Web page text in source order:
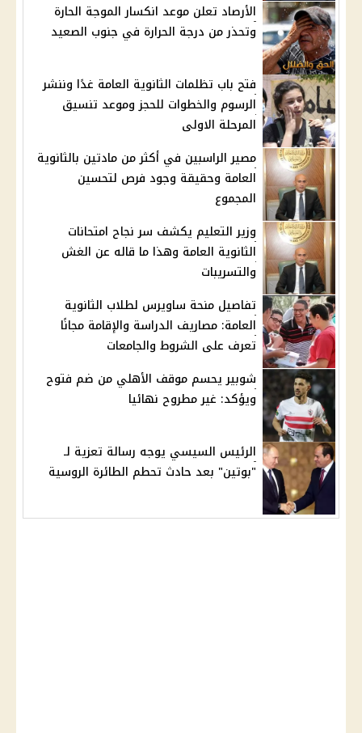
الأرصاد تعلن موعد انكسار الموجة الحارة
وتحذر من درجة الحرارة في جنوب الصعيد
فتح باب تظلمات الثانوية العامة غدًا وننشر
الرسوم والخطوات للحجز وموعد تنسيق
المرحلة الاولى
مصير الراسبين في أكثر من مادتين بالثانوية
العامة وحقيقة وجود فرص لتحسين
المجموع
وزير التعليم يكشف سر نجاح امتحانات
الثانوية العامة وهذا ما قاله عن الغش
والتسريبات
تفاصيل منحة ساويرس لطلاب الثانوية
العامة: مصاريف الدراسة والإقامة مجانًا
تعرف على الشروط والجامعات
شوبير يحسم موقف الأهلي من ضم فتوح
ويؤكد: غير مطروح نهائيا
الرئيس السيسي يوجه رسالة تعزية لـ
"بوتين" بعد حادث تحطم الطائرة الروسية